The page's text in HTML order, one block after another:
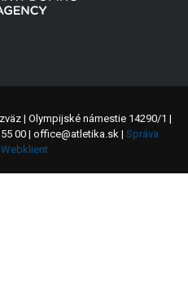
| Olympijské námestie 14290/1 |
00 | office@atletika.sk | Správa